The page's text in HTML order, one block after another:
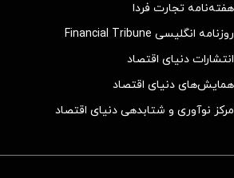
هفته‌نامه تجارت فردا
روزنامه انگلیسی Financial Tribune
انتشارات دنیای اقتصاد
همایش‌های دنیای اقتصاد
مرکز نوآوری و شتابدهی دنیای اقتصاد